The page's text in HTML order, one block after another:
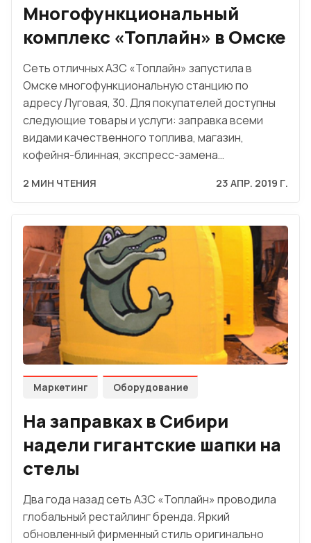
Многофункциональный
комплекс «Топлайн» в Омске
Сеть отличных АЗС «Топлайн» запустила в
Омске многофункциональную станцию по
адресу Луговая, 30. Для покупателей доступны
следующие товары и услуги: заправка всеми
видами качественного топлива, магазин,
кофейня-блинная, экспресс-замена…
2 МИН ЧТЕНИЯ 23 АПР. 2019 Г.
Маркетинг Оборудование
На заправках в Сибири
надели гигантские шапки на
стелы
Два года назад сеть АЗС «Топлайн» проводила
глобальный рестайлинг бренда. Яркий
обновленный фирменный стиль оригинально